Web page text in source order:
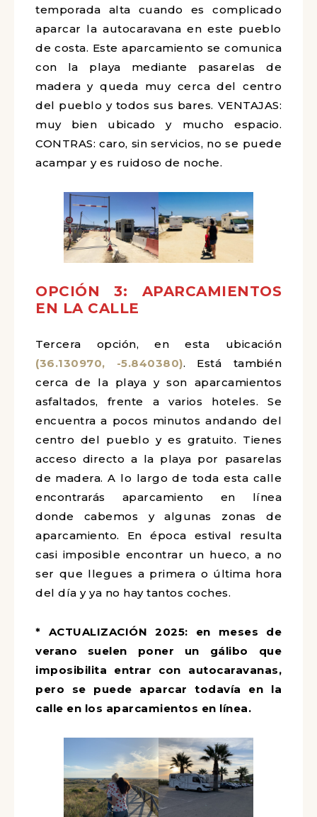
temporada alta cuando es complicado
aparcar la autocaravana en este pueblo
de costa. Este aparcamiento se comunica
con la playa mediante pasarelas de
madera y queda muy cerca del centro
del pueblo y todos sus bares. VENTAJAS:
muy bien ubicado y mucho espacio.
CONTRAS: caro, sin servicios, no se puede
acampar y es ruidoso de noche.
OPCIÓN 3: APARCAMIENTOS
EN LA CALLE
Tercera opción, en esta ubicación
(36.130970, -5.840380). Está también
cerca de la playa y son aparcamientos
asfaltados, frente a varios hoteles. Se
encuentra a pocos minutos andando del
centro del pueblo y es gratuito. Tienes
acceso directo a la playa por pasarelas
de madera. A lo largo de toda esta calle
encontrarás aparcamiento en línea
donde cabemos y algunas zonas de
aparcamiento. En época estival resulta
casi imposible encontrar un hueco, a no
ser que llegues a primera o última hora
del día y ya no hay tantos coches.
* ACTUALIZACIÓN 2025: en meses de
verano suelen poner un gálibo que
imposibilita entrar con autocaravanas,
pero se puede aparcar todavía en la
calle en los aparcamientos en línea.